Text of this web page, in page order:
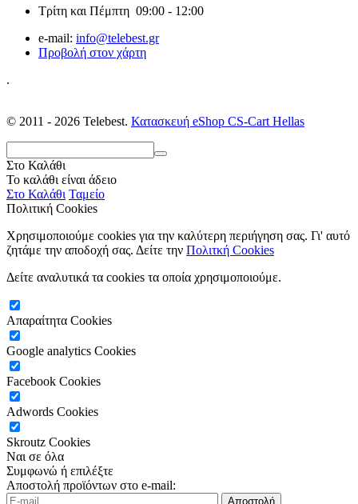
Τρίτη και Πέμπτη 09:00 - 12:00
e-mail: info@telebest.gr
Προβολή στον χάρτη
.
© 2011 - 2026 Telebest. Κατασκευή eShop CS-Cart Hellas
Στο Καλάθι
Το καλάθι είναι άδειο
Στο Καλάθι Ταμείο
Πολιτική Cookies
Χρησιμοποιούμε cookies για την καλύτερη περιήγηση σας. Γι' αυτό
ζητάμε την αποδοχή σας. Δείτε την Πολιτκή Cookies
Δείτε αναλυτικά τα cookies τα οποία χρησιμοποιούμε.
Απαραίτητα Cookies
Google analytics Cookies
Facebook Cookies
Adwords Cookies
Skroutz Cookies
Ναι σε όλα
Συμφωνώ ή επιλέξτε
Αποστολή προϊόντων στο e-mail:
Αποστολή